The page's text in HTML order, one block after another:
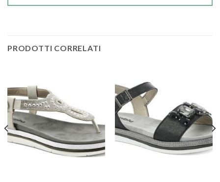
PRODOTTI CORRELATI